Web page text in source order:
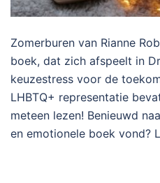
Zomerburen van Rianne
boek, dat zich afspeelt in
keuzestress voor de
LHBTQ+ representatie
meteen lezen! Benieuwd
en emotionele boek vond?